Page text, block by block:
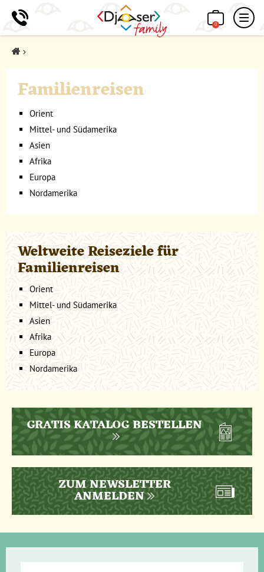
0
Home
Familienreisen
Orient
Mittel- und Südamerika
Asien
Afrika
Europa
Nordamerika
Weltweite Reiseziele für
Familienreisen
Orient
Mittel- und Südamerika
Asien
Afrika
Europa
Nordamerika
GRATIS KATALOG BESTELLEN
ZUM NEWSLETTER
ANMELDEN